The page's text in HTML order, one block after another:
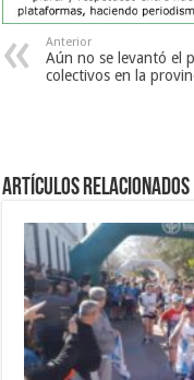
Anterior
Aún no se levantó el
colectivos en la
Artículos Relacionados